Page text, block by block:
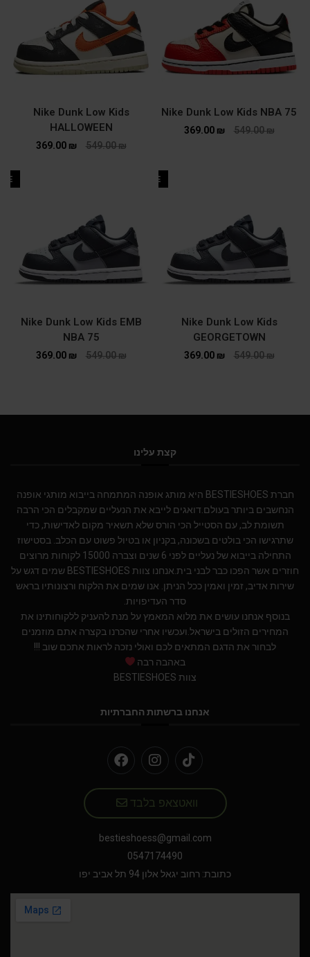
Nike Dunk Low Kids NBA 75
549.00₪
369.00 ₪
Nike Dunk Low Kids
HALLOWEEN
549.00₪
369.00 ₪
SALE
Nike Dunk Low Kids
GEORGETOWN
549.00₪
369.00 ₪
Nike Dunk Low Kids EMB
NBA 75
549.00₪
369.00 ₪
קצת עלינו
חברת BESTIESHOES היא מותג אופנה המתמחה בייבוא מותגי אופנה
הנחשבים ביותר בעולם.דואגים לייבא את הנעליים שמקבלים הכי הרבה
תשומת לב, עם הסטייל הכי הורס שלא תשאיר מקום לאדישות, כדי
שתרגישו הכי בולטים בשכונה, בקניון או בטיול פשוט עם הכלב. בסטישוז
התחילה בייבוא של נעליים לפני 6 שנים וצברה 15000 לקוחות מרוצים
חוזרים אשר הפכו כבר לבני בית.אנחנו צוות BESTIESHOES שמים דגש על
שירות אדיב, זמין ואמין ככל הניתן. אנו שמים את הלקוח ורצונותיו בראש
סדר העדיפויות.
בנוסף אנחנו עושים את מלוא המאמץ על מנת להעניק ללקוחותינו את
המחירים הזולים בישראל.ועכשיו אחרי שהכרנו בקצרה אתם מוזמנים
לבחור את הדגם המתאים לכם ואולי נזכה לראות אתכם שוב !!!
באהבה רבה
צוות BESTIESHOES
אנחנו ברשתות החברתיות
וואטצאפ בלבד
bestieshoess@gmail.com
0547174490
כתובת: רחוב יגאל אלון 94 תל אביב יפו